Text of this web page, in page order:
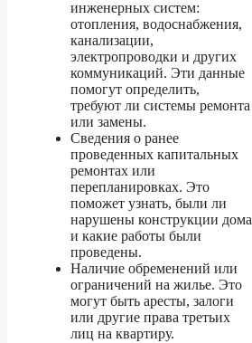
инженерных систем:
отопления, водоснабжения,
канализации,
электропроводки и других
коммуникаций. Эти данные
помогут определить,
требуют ли системы ремонта
или замены.
Сведения о ранее
проведенных капитальных
ремонтах или
перепланировках. Это
поможет узнать, были ли
нарушены конструкции дома
и какие работы были
проведены.
Наличие обременений или
ограничений на жилье. Это
могут быть аресты, залоги
или другие права третьих
лиц на квартиру.